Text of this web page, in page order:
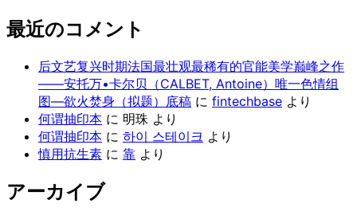
最近のコメント
后文艺复兴时期法国最壮观最稀有的官能美学巅峰之作
——安托万•卡尔贝（CALBET, Antoine）唯一色情组
图—欲火焚身（拟题）底稿 に fintechbase より
何谓抽印本 に 明珠 より
何谓抽印本 に 하이 스테이크 より
慎用抗生素 に 靠 より
アーカイブ